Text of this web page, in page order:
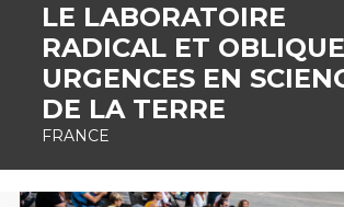
LE LABORATOIRE
RADICAL ET
URGENCES EN
DE LA TERRE
FRANCE